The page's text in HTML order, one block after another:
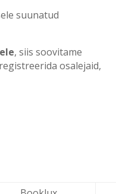
suunatud
, siis soovitame
osalejaid,